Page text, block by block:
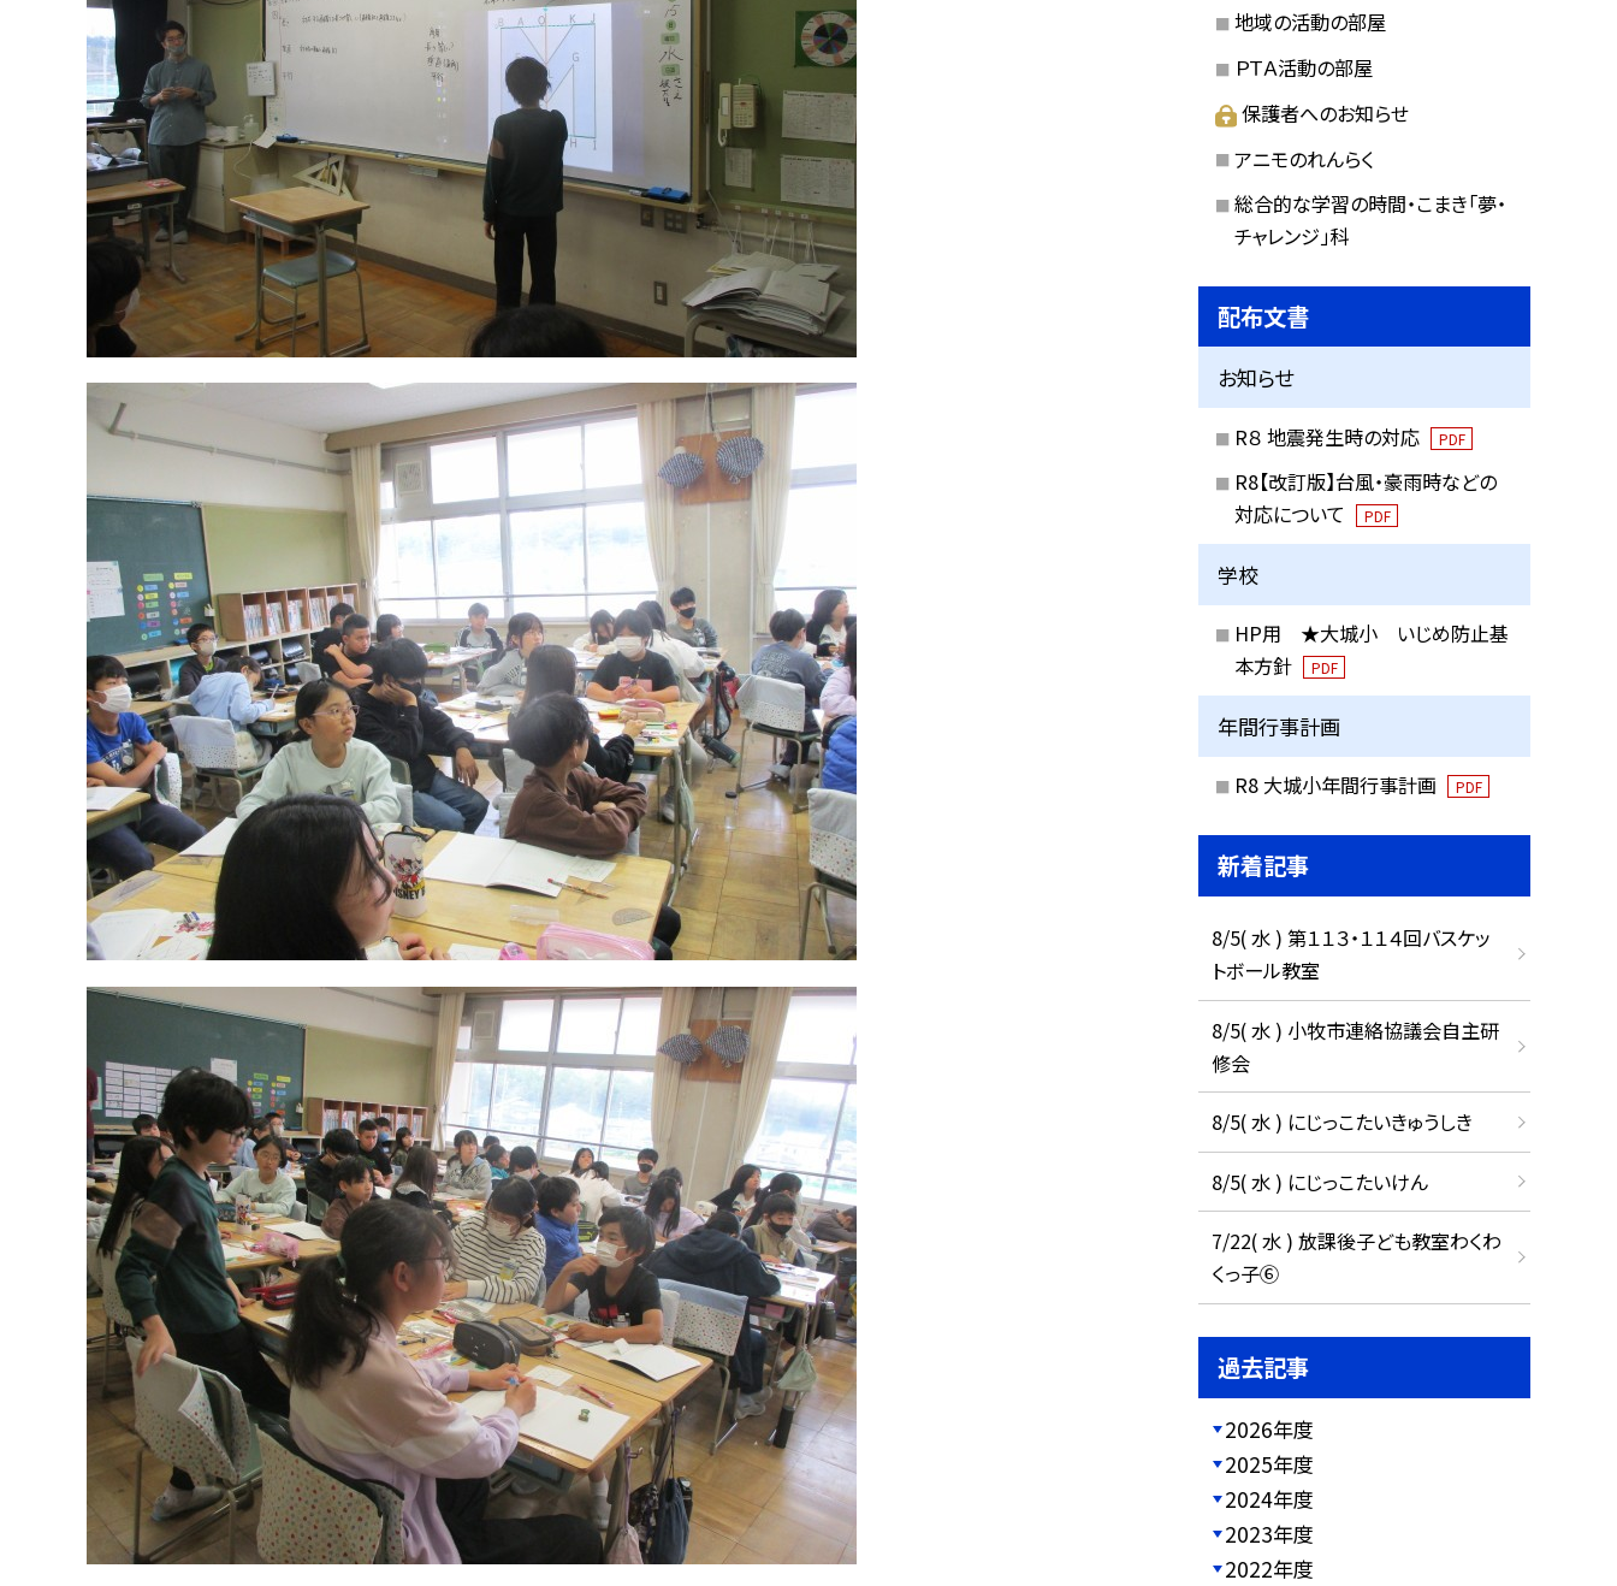
地域の活動の部屋
ＰＴＡ活動の部屋
保護者へのお知らせ
アニモのれんらく
総合的な学習の時間・こまき「夢・
チャレンジ」科
配布文書
お知らせ
R８ 地震発生時の対応 PDF
R8【改訂版】台風・豪雨時などの
対応について
PDF
学校
HP用 ★大城小 いじめ防止基
本方針
PDF
年間行事計画
R8 大城小年間行事計画 PDF
新着記事
8/5( 水 ) 第１１３・１１４回バスケッ
トボール教室
8/5( 水 ) 小牧市連絡協議会自主研
修会
8/5( 水 ) にじっこたいきゅうしき
8/5( 水 ) にじっこたいけん
7/22( 水 ) 放課後子ども教室わくわ
くっ子⑥
過去記事
2026年度
2025年度
2024年度
2023年度
2022年度